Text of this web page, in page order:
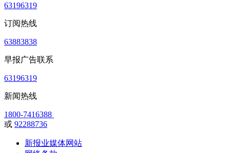
63196319
订阅热线
63883838
早报广告联系
63196319
新闻热线
1800-7416388
或 92288736
新报业媒体网站